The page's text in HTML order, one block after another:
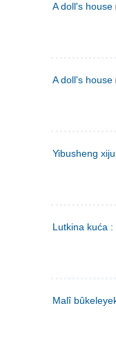
A doll's house
A doll's house
Yibusheng
Lutkina kuća :
Malî